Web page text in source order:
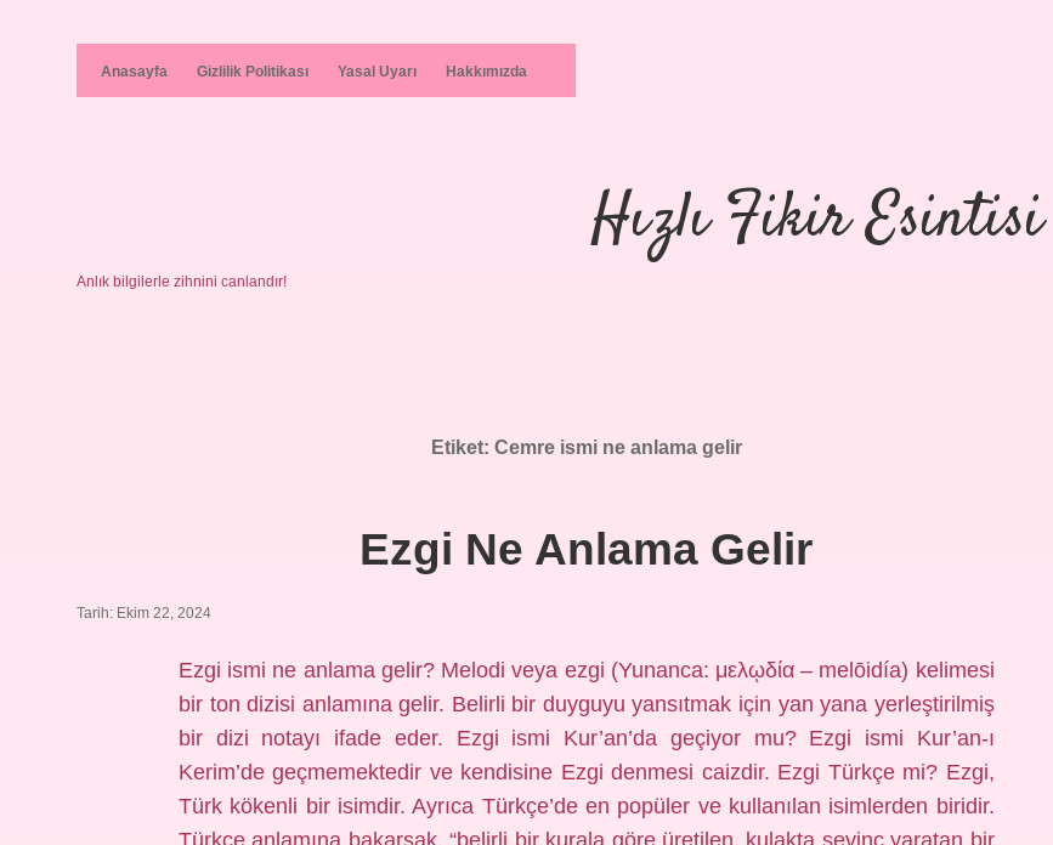
Anasayfa Gizlilik Politikası Yasal Uyarı Hakkımızda
Hızlı Fikir Esintisi
Anlık bilgilerle zihnini canlandır!
Etiket: Cemre ismi ne anlama gelir
Ezgi Ne Anlama Gelir
Tarih: Ekim 22, 2024
Ezgi ismi ne anlama gelir? Melodi veya ezgi (Yunanca: μελῳδία – melōidía) kelimesi
bir ton dizisi anlamına gelir. Belirli bir duyguyu yansıtmak için yan yana yerleştirilmiş
bir dizi notayı ifade eder. Ezgi ismi Kur’an’da geçiyor mu? Ezgi ismi Kur’an-ı
Kerim’de geçmemektedir ve kendisine Ezgi denmesi caizdir. Ezgi Türkçe mi? Ezgi,
Türk kökenli bir isimdir. Ayrıca Türkçe’de en popüler ve kullanılan isimlerden biridir.
Türkçe anlamına bakarsak, “belirli bir kurala göre üretilen, kulakta sevinç yaratan bir